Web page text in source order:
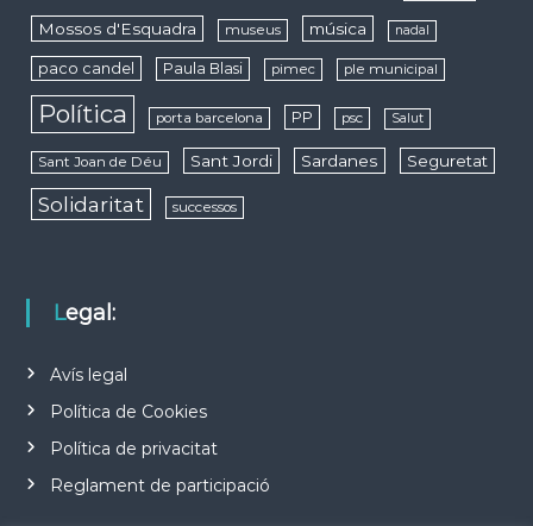
Mossos d'Esquadra museus música nadal
paco candel Paula Blasi pimec ple municipal
Política porta barcelona PP psc Salut
Sant Joan de Déu Sant Jordi Sardanes Seguretat
Solidaritat successos
Legal:
Avís legal
Política de Cookies
Política de privacitat
Reglament de participació